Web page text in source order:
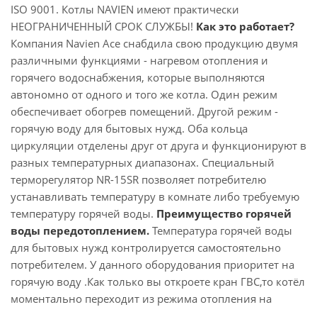
ISO 9001. Котлы NAVIEN имеют практически
НЕОГРАНИЧЕННЫЙ СРОК СЛУЖБЫ! Как это работает?
Компания Navien Асе снабдила свою продукцию двумя
различными функциями - нагревом отопления и
горячего водоснабжения, которые выполняются
автономно от одного и того же котла. Один режим
обеспечивает обогрев помещений. Другой режим -
горячую воду для бытовых нужд. Оба кольца
циркуляции отделены друг от друга и функционируют в
разных температурных диапазонах. Специальный
терморегулятор NR-15SR позволяет потребителю
устанавливать температуру в комнате либо требуемую
температуру горячей воды. Преимущество горячей
воды передотоплением. Температура горячей воды
для бытовых нужд контролируется самостоятельно
потребителем. У данного оборудования приоритет на
горячую воду .Как только вы откроете кран ГВС,то котёл
моментально переходит из режима отопления на